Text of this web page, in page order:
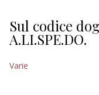
Sul codice
A.LI.SPE.DO.
Varie